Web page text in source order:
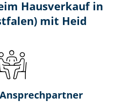
Hausverkauf in
mit Heid